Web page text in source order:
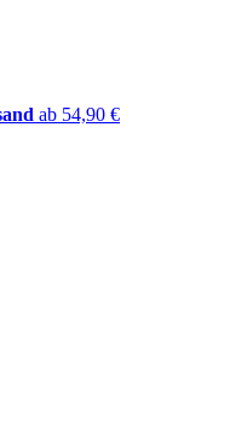
ab 54,90 €